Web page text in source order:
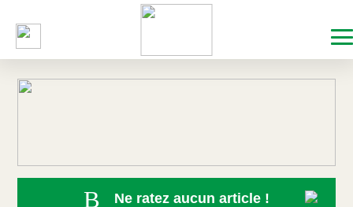
Ne ratez aucun article !